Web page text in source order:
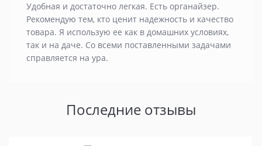
Удобная и достаточно легкая. Есть органайзер.
Рекомендую тем, кто ценит надежность и качество
товара. Я использую ее как в домашних условиях,
так и на даче. Со всеми поставленными задачами
справляется на ура.
Последние отзывы